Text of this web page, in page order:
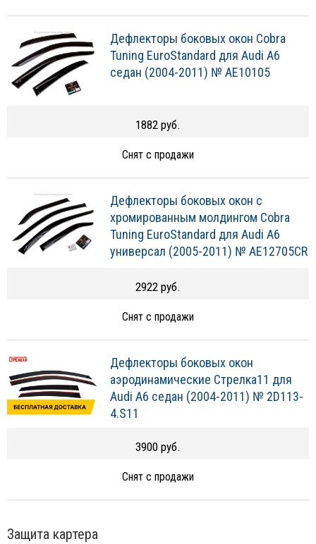
Дефлекторы боковых окон Cobra
Tuning EuroStandard для Audi A6
седан (2004-2011) № AE10105
1882 руб.
Снят с продажи
Дефлекторы боковых окон с
хромированным молдингом Cobra
Tuning EuroStandard для Audi A6
универсал (2005-2011) № AE12705CR
2922 руб.
Снят с продажи
Дефлекторы боковых окон
аэродинамические Стрелка11 для
Audi A6 седан (2004-2011) № 2D113-
4.S11
3900 руб.
Снят с продажи
Защита картера